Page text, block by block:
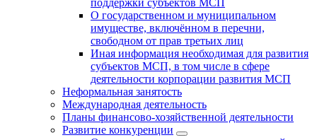
поддержки субъектов МСП
О государственном и муниципальном
имуществе, включённом в перечни,
свободном от прав третьих лиц
Иная информация необходимая для развития
субъектов МСП, в том числе в сфере
деятельности корпорации развития МСП
Неформальная занятость
Международная деятельность
Планы финансово-хозяйственной деятельности
Развитие конкуренции